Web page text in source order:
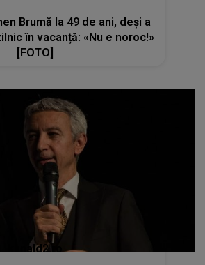
Brumă la 49 de ani, deși a
în vacanță: «Nu e noroc!»
[FOTO]
kanald2.ro